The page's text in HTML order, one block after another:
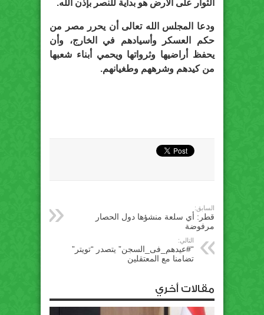
الثوار على الأرض هو بداية للنصر بإذن الله.
ودعا المجلس الله تعالى أن يحرر مصر من
حكم العسكر وأسيادهم في الخارج، وأن
يحفظ أراضيها وثرواتها ويحمي أبناء شعبها
من كيدهم وشرههم وطغيانهم.
السابق:
قطر: أي سلعة منشؤها دول الحصار
مرفوضة
التالي:
“#عيدهم_فى_السجن” يتصدر “تويتر”
تضامنا مع المعتقلين
مقالات أخري